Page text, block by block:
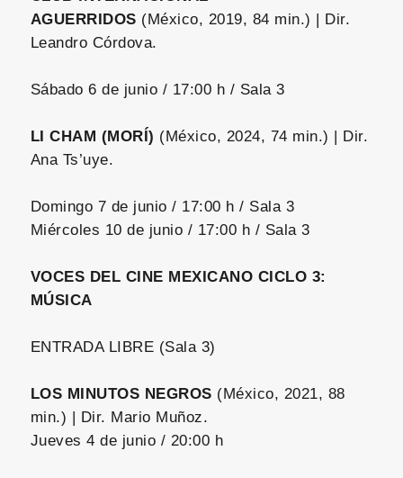
AGUERRIDOS (México, 2019, 84 min.) | Dir.
Leandro Córdova.
Sábado 6 de junio / 17:00 h / Sala 3
LI CHAM (MORÍ) (México, 2024, 74 min.) | Dir.
Ana Ts’uye.
Domingo 7 de junio / 17:00 h / Sala 3
Miércoles 10 de junio / 17:00 h / Sala 3
VOCES DEL CINE MEXICANO CICLO 3:
MÚSICA
ENTRADA LIBRE (Sala 3)
LOS MINUTOS NEGROS (México, 2021, 88
min.) | Dir. Mario Muñoz.
Jueves 4 de junio / 20:00 h